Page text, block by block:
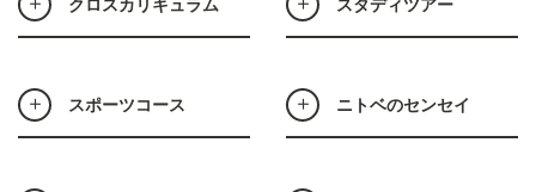
クロスカリキュラム スタディツアー
スポーツコース ニトベのセンセイ